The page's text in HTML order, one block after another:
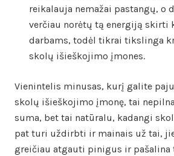
reikalauja nemažai pastangų, o
verčiau norėtų tą energiją skirti
darbams, todėl tikrai tikslinga
skolų išieškojimo įmones.
Vienintelis minusas, kurį galite
skolų išieškojimo įmonę, tai
suma, bet tai natūralu, kadangi
pat turi uždirbti ir mainais už tai,
greičiau atgauti pinigus ir pašalina